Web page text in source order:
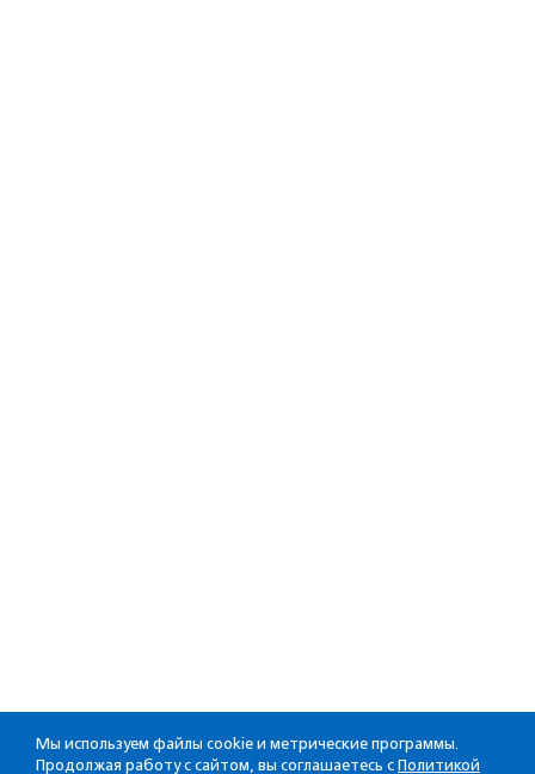
Мы используем файлы cookie и метрические программы.
Продолжая работу с сайтом, вы соглашаетесь с Политикой